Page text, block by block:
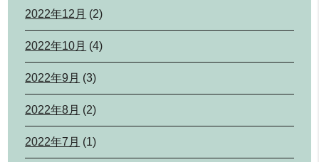
2022年12月 (2)
2022年10月 (4)
2022年9月 (3)
2022年8月 (2)
2022年7月 (1)